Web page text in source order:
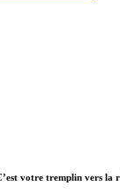
votre tremplin vers